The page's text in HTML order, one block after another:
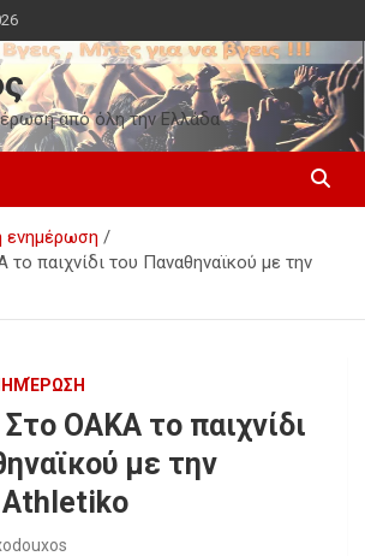
από όλη την Ελλάδα
ενημέρωση
παιχνίδι του Παναθηναϊκού με την
ΟΑΚΑ το παιχνίδι
με την